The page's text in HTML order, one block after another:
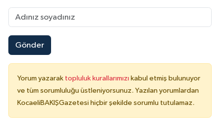
Gönder
Yorum yazarak topluluk kurallarımızı kabul etmiş bulunuyor
ve tüm sorumluluğu üstleniyorsunuz. Yazılan yorumlardan
KocaeliBAKIŞGazetesi hiçbir şekilde sorumlu tutulamaz.